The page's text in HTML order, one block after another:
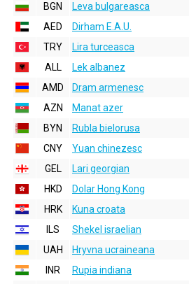
BGN
Leva bulgareasca
AED
Dirham E.A.U.
TRY
Lira turceasca
ALL
Lek albanez
AMD
Dram armenesc
AZN
Manat azer
BYN
Rubla bielorusa
CNY
Yuan chinezesc
GEL
Lari georgian
HKD
Dolar Hong Kong
HRK
Kuna croata
ILS
Shekel israelian
UAH
Hryvna ucraineana
INR
Rupia indiana